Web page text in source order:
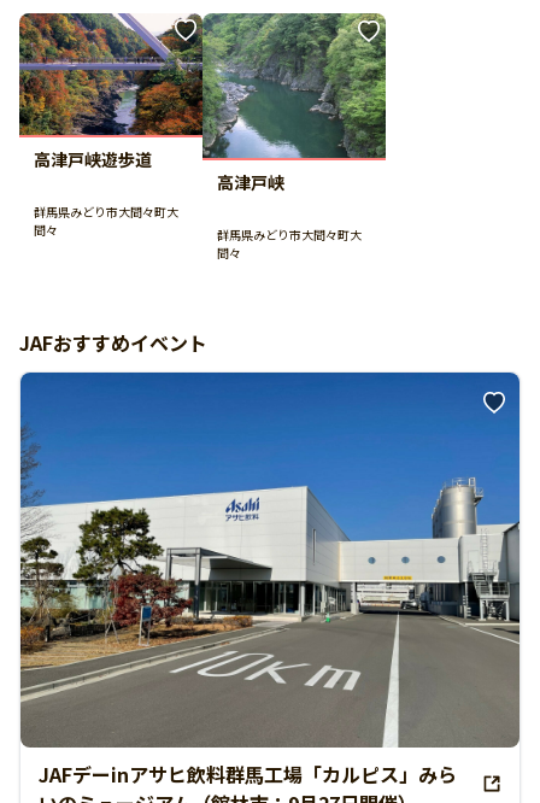
高津戸峡遊歩道
群馬県みどり市大間々町大
間々
高津戸峡
群馬県みどり市大間々町大
間々
JAFおすすめイベント
JAFデーinアサヒ飲料群馬工場「カルピス」みら